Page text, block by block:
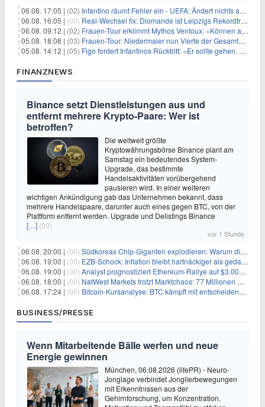
06.08. 17:05 | (02) Infantino räumt Fehler ein - UEFA: Ändert nichts an Boykott
06.08. 16:05 | (00) Real-Wechsel fix: Diomande ist Leipzigs Rekordtransfer
06.08. 09:12 | (02) Frauen-Tour erklimmt Mythos Ventoux: «Können alles schaffen»
05.08. 18:08 | (03) Frauen-Tour: Niedermaier nun Vierte der Gesamtwertung
05.08. 14:12 | (05) Figo fordert Infantinos Rücktritt: «Er sollte gehen. Jetzt»
FINANZNEWS
Binance setzt Dienstleistungen aus und
entfernt mehrere Krypto-Paare: Wer ist
betroffen?
Die weltweit größte
Kryptowährungsbörse Binance plant am
Samstag ein bedeutendes System-
Upgrade, das bestimmte
Handelsaktivitäten vorübergehend
pausieren wird. In einer weiteren
wichtigen Ankündigung gab das Unternehmen bekannt, dass
mehrere Handelspaare, darunter auch eines gegen BTC, von der
Plattform entfernt werden. Upgrade und Delistings Binance
[…] (00)
vor 1 Stunde
06.08. 20:00 | (00) Südkoreas Chip-Giganten explodieren: Warum dieser Rekord-Tag die KI-Branche erschüttert
06.08. 19:00 | (00) EZB-Schock: Inflation bleibt hartnäckiger als gedacht – 2027 wird zum kritischen Test
06.08. 19:00 | (00) Analyst prognostiziert Ethereum-Rallye auf $3.000 nach entscheidendem On-Chain-Ausbruch
06.08. 18:00 | (00) NatWest Markets trotzt Marktchaos: 77 Millionen Pfund Gewinn im ersten Halbjahr
06.08. 17:24 | (00) Bitcoin-Kursanalyse: BTC kämpft mit entscheidender $65K-Hürde, während sich ein Liquidationscluster aufbaut
BUSINESS/PRESSE
Wenn Mitarbeitende Bälle werfen und neue
Energie gewinnen
München, 06.08.2026 (lifePR) - Neuro-
Jonglage verbindet Jonglierbewegungen
mit Erkenntnissen aus der
Gehirnforschung, um Konzentration,